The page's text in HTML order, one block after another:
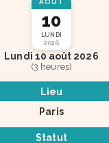
AOÛT
10
LUNDI
2026
Lundi 10 août 2026
(3 heures)
Lieu
Paris
Statut